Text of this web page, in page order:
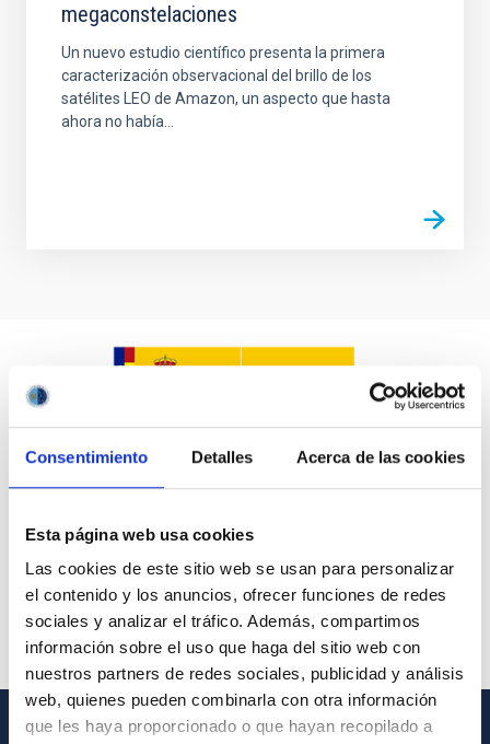
Consentimiento Detalles Acerca de las cookies
Esta página web usa cookies
Las cookies de este sitio web se usan para personalizar
el contenido y los anuncios, ofrecer funciones de redes
sociales y analizar el tráfico. Además, compartimos
información sobre el uso que haga del sitio web con
nuestros partners de redes sociales, publicidad y análisis
web, quienes pueden combinarla con otra información
que les haya proporcionado o que hayan recopilado a
megaconstelaciones
Un nuevo estudio científico presenta la primera
caracterización observacional del brillo de los
satélites LEO de Amazon, un aspecto que hasta
ahora no había...